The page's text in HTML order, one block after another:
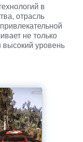
в
отрасль
не только
уровень